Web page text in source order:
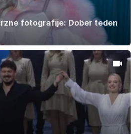
fotografije: Dober teden